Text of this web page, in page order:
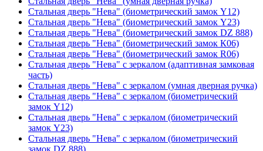
Стальная дверь "Нева" (биометрический замок Y12)
Стальная дверь "Нева" (биометрический замок Y23)
Стальная дверь "Нева" (биометрический замок DZ 888)
Стальная дверь "Нева" (биометрический замок К06)
Стальная дверь "Нева" (биометрический замок R06)
Стальная дверь "Нева" с зеркалом (адаптивная замковая
часть)
Стальная дверь "Нева" с зеркалом (умная дверная ручка)
Стальная дверь "Нева" с зеркалом (биометрический
замок Y12)
Стальная дверь "Нева" с зеркалом (биометрический
замок Y23)
Стальная дверь "Нева" с зеркалом (биометрический
замок DZ 888)